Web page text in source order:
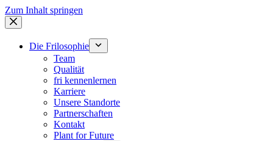
Zum Inhalt springen
Die Frilosophie
Team
Qualität
fri kennenlernen
Karriere
Unsere Standorte
Partnerschaften
Kontakt
Plant for Future